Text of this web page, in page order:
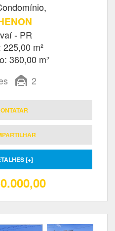
- PR
m²
360,00 m²
2
[+]